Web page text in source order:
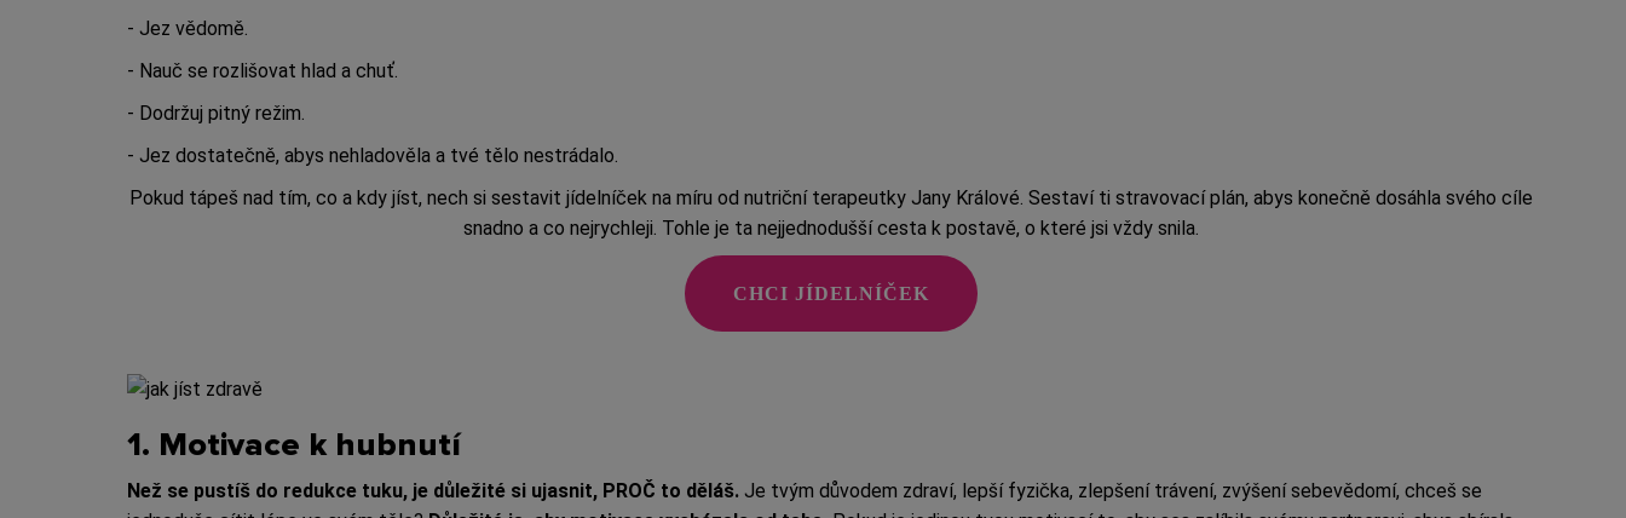
- Jez vědomě.
- Nauč se rozlišovat hlad a chuť.
- Dodržuj pitný režim.
- Jez dostatečně, abys nehladověla a tvé tělo nestrádalo.
Pokud tápeš nad tím, co a kdy jíst, nech si sestavit jídelníček na míru od nutriční terapeutky Jany Králové. Sestaví ti stravovací plán, abys konečně dosáhla svého cíle
snadno a co nejrychleji. Tohle je ta nejjednodušší cesta k postavě, o které jsi vždy snila.
CHCI JÍDELNÍČEK
1. Motivace k hubnutí
Než se pustíš do redukce tuku, je důležité si ujasnit, PROČ to děláš. Je tvým důvodem zdraví, lepší fyzička, zlepšení trávení, zvýšení sebevědomí, chceš se